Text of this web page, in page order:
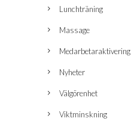
Lunchträning
Massage
Medarbetaraktivering
Nyheter
Välgörenhet
Viktminskning